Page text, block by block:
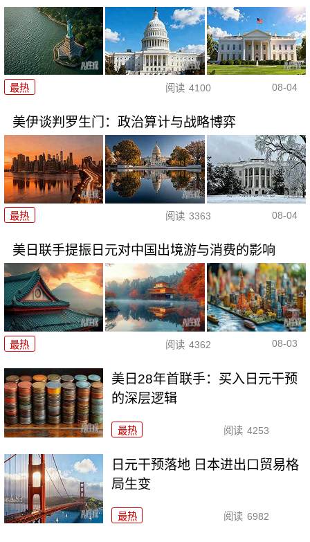
最热 阅读 4100 08-04
美伊谈判罗生门：政治算计与战略博弈
最热 阅读 3363 08-04
美日联手提振日元对中国出境游与消费的影响
最热 阅读 4362 08-03
美日28年首联手：买入日元干预
的深层逻辑
最热 阅读 4253
日元干预落地 日本进出口贸易格
局生变
最热 阅读 6982